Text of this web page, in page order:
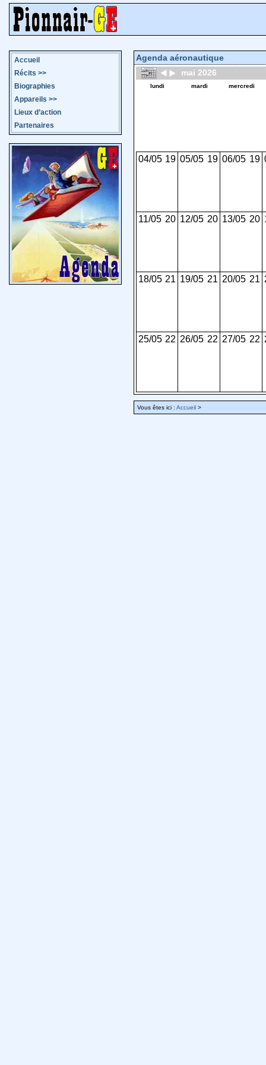
Accueil
Récits >>
Biographies
Appareils >>
Lieux d’action
Partenaires
Agenda aéronautique
mai 2026
lundi mardi mercredi
04/05 19 05/05 19 06/05 19
11/05 20 12/05 20 13/05 20
18/05 21 19/05 21 20/05 21
25/05 22 26/05 22 27/05 22
Vous êtes ici : Accueil >